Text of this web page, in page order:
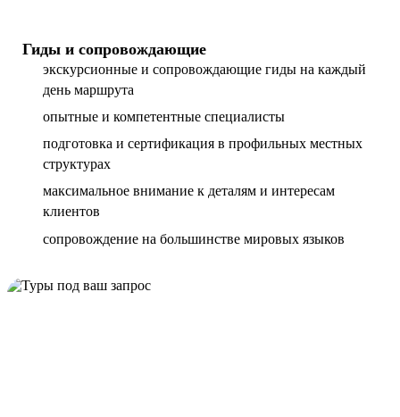
Гиды и сопровождающие
экскурсионные и сопровождающие гиды на каждый
день маршрута
опытные и компетентные специалисты
подготовка и сертификация в профильных местных
структурах
максимальное внимание к деталям и интересам
клиентов
сопровождение на большинстве мировых языков